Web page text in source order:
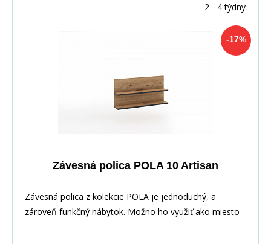
2 - 4 týdny
-17%
Závesná polica POLA 10 Artisan
Závesná polica z kolekcie POLA je jednoduchý, a
zároveň funkčný nábytok. Možno ho využiť ako miesto